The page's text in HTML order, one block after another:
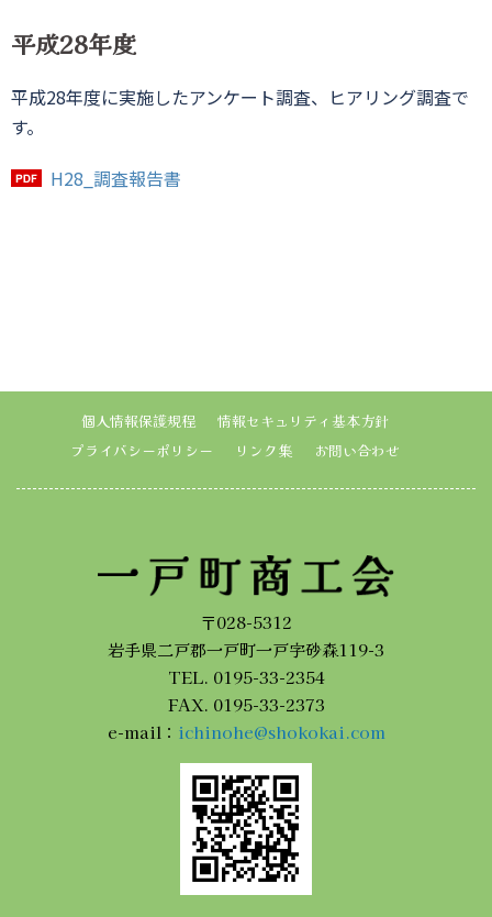
平成28年度
平成28年度に実施したアンケート調査、ヒアリング調査で
す。
H28_調査報告書
個人情報保護規程
情報セキュリティ基本方針
プライバシーポリシー
リンク集 お問い合わせ
〒028-5312
岩手県二戸郡一戸町一戸字砂森119-3
TEL. 0195-33-2354
FAX. 0195-33-2373
e-mail： ichinohe@shokokai.com